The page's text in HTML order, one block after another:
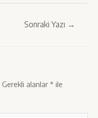
Sonraki Yazı →
Gerekli alanlar * ile